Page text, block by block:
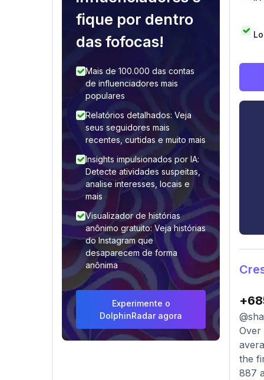
fique por dentro
das fofocas!
Mais de 100.000 das contas
de influenciadores mais
populares
Relatórios detalhados: Veja
seus seguidores mais
recentes, curtidas e muito mais
Insights impulsionados por IA:
Detecte atividades suspeitas,
analise interesses, locais e
mais
Visualizador de histórias
anônimo gratuito: Veja histórias
do Instagram que
desaparecem de forma
anônima
Experimente o
DolphinRadar agora
Over
the
887